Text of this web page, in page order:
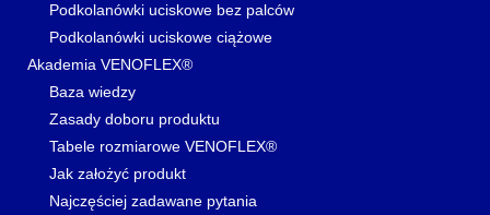
Podkolanówki uciskowe bez palców
Podkolanówki uciskowe ciążowe
Akademia VENOFLEX®
Baza wiedzy
Zasady doboru produktu
Tabele rozmiarowe VENOFLEX®
Jak założyć produkt
Najczęściej zadawane pytania